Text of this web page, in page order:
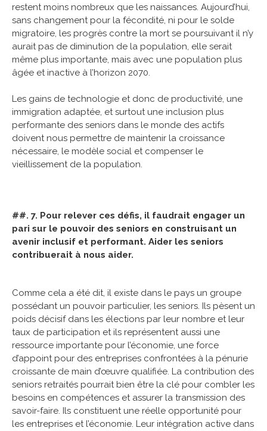
restent moins nombreux que les naissances. Aujourd’hui,
sans changement pour la fécondité, ni pour le solde
migratoire, les progrès contre la mort se poursuivant il n’y
aurait pas de diminution de la population, elle serait
même plus importante, mais avec une population plus
âgée et inactive à l’horizon 2070.
Les gains de technologie et donc de productivité, une
immigration adaptée, et surtout une inclusion plus
performante des seniors dans le monde des actifs
doivent nous permettre de maintenir la croissance
nécessaire, le modèle social et compenser le
vieillissement de la population.
##. 7. Pour relever ces défis, il faudrait engager un
pari sur le pouvoir des seniors en construisant un
avenir inclusif et performant. Aider les seniors
contribuerait à nous aider.
Comme cela a été dit, il existe dans le pays un groupe
possédant un pouvoir particulier, les seniors. Ils pèsent un
poids décisif dans les élections par leur nombre et leur
taux de participation et ils représentent aussi une
ressource importante pour l’économie, une force
d’appoint pour des entreprises confrontées à la pénurie
croissante de main d’œuvre qualifiée. La contribution des
seniors retraités pourrait bien être la clé pour combler les
besoins en compétences et assurer la transmission des
savoir-faire. Ils constituent une réelle opportunité pour
les entreprises et l’économie. Leur intégration active dans